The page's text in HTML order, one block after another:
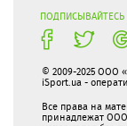
ПОДПИСЫВАЙТЕСЬ
© 2009-2025 ООО
iSport.ua -
Все права на
принадлежат